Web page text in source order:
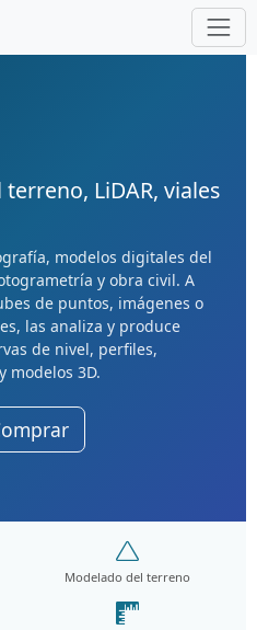
LiDAR, viales
modelos digitales del
y obra civil. A
de puntos, imágenes o
las analiza y produce
de nivel, perfiles,
modelos 3D.
Modelado del terreno